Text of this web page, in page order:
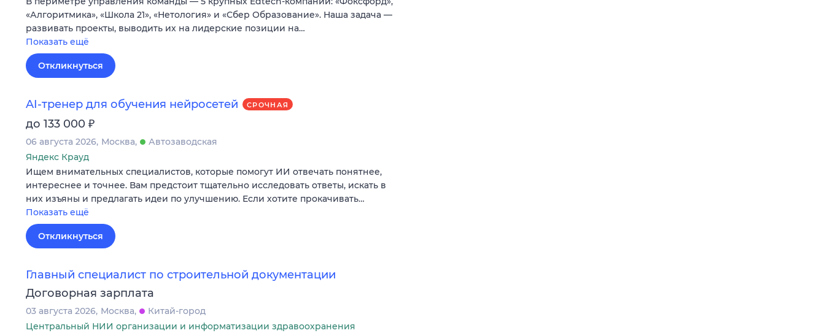
«Алгоритмика», «Школа 21», «Нетология» и «Сбер Образование». Наша задача —
развивать проекты, выводить их на лидерские позиции на…
Показать ещё
Откликнуться
AI-тренер для обучения нейросетей СРОЧНАЯ
до 133 000 ₽
06 августа 2026 Москва
Автозаводская
Яндекс Крауд
Ищем внимательных специалистов, которые помогут ИИ отвечать понятнее,
интереснее и точнее. Вам предстоит тщательно исследовать ответы, искать в
них изъяны и предлагать идеи по улучшению. Если хотите прокачивать…
Показать ещё
Откликнуться
Главный специалист по строительной документации
Договорная зарплата
03 августа 2026 Москва
Китай-город
Центральный НИИ организации и информатизации здравоохранения